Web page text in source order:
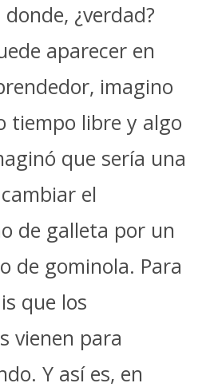
¿verdad?
aparecer en
imagino
tiempo libre y algo
que sería una
el
de galleta por un
de gominola. Para
que los
vienen para
Y así es, en